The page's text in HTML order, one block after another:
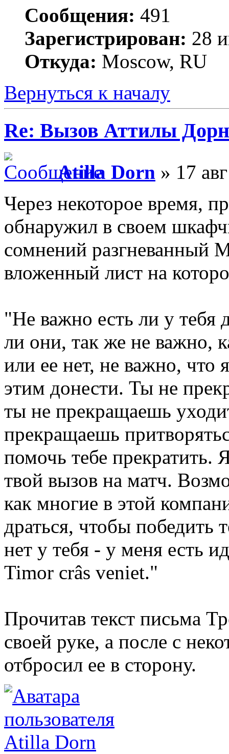
Сообщения: 491
Зарегистрирован: 28
Откуда: Moscow, RU
Вернуться к началу
Re: Вызов Аттилы
Atilla Dorn » 17
Через некоторое время,
обнаружил в своем
сомнений разгневанный
вложенный лист на
"Не важно есть ли у тебя
ли они, так же не важно,
или ее нет, не важно, что
этим донести. Ты не
ты не прекращаешь
прекращаешь
помочь тебе
твой вызов на матч.
как многие в этой
драться, чтобы победить
нет у тебя - у меня есть
Timor crâs veniet."
Прочитав текст письма
своей руке, а после с
отбросил ее в сторону.
Atilla Dorn